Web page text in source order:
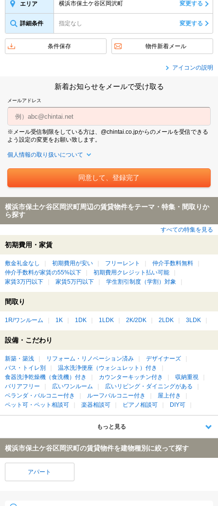
エリア 横浜市保土ケ谷区岡沢町 変更する
詳細条件 指定なし 変更する
条件保存 物件新着メール
アイコンの説明
新着お知らせをメールで受け取る
メールアドレス
※メール受信制限をしている方は、@chintai.co.jpからのメールを受信できる
よう設定の変更をお願い致します。
個人情報の取り扱いについて
横浜市保土ケ谷区岡沢町周辺の賃貸物件をテーマ・特集・間取りか
ら探す
すべての特集を見る
初期費用・家賃
敷金礼金なし 初期費用が安い フリーレント
仲介手数料無料
仲介手数料が家賃の55%以下
初期費用クレジット払い可能
家賃3万円以下
家賃5万円以下 学生割引制度（学割）対象
間取り
1R/ワンルーム 1K 1DK 1LDK 2K/2DK 2LDK 3LDK
設備・こだわり
新築・築浅 リフォーム・リノベーション済み
デザイナーズ
バス・トイレ別
温水洗浄便座（ウォシュレット）付き
食器洗浄乾燥機（食洗機）付き
カウンターキッチン付き
収納重視
バリアフリー
広いワンルーム
広いリビング・ダイニングがある
ベランダ・バルコニー付き
ルーフバルコニー付き
屋上付き
ペット可・ペット相談可
楽器相談可 ピアノ相談可 DIY可
もっと見る
横浜市保土ケ谷区岡沢町の賃貸物件を建物種別に絞って探す
アパート